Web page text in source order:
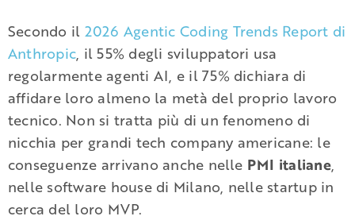
Secondo il 2026 Agentic Coding Trends Report di
Anthropic, il 55% degli sviluppatori usa
regolarmente agenti AI, e il 75% dichiara di
affidare loro almeno la metà del proprio lavoro
tecnico. Non si tratta più di un fenomeno di
nicchia per grandi tech company americane: le
conseguenze arrivano anche nelle PMI italiane,
nelle software house di Milano, nelle startup in
cerca del loro MVP.